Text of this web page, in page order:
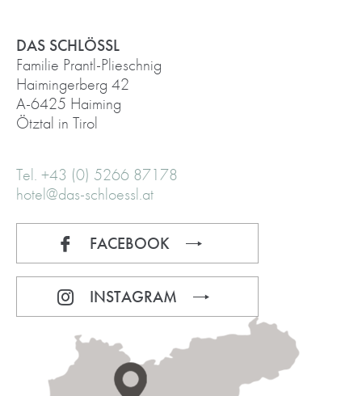
DAS SCHLÖSSL
Familie Prantl-Plieschnig
Haimingerberg 42
A-6425 Haiming
Ötztal in Tirol
Tel. +43 (0) 5266 87178
hotel@das-schloessl.at
FACEBOOK
INSTAGRAM